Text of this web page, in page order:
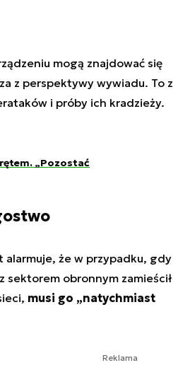
mogą znajdować się
z perspektywy wywiadu. To z
i próby ich kradzieży.
„Pozostać
że w przypadku, gdy
sektorem obronnym zamieścił
musi go „natychmiast
Reklama